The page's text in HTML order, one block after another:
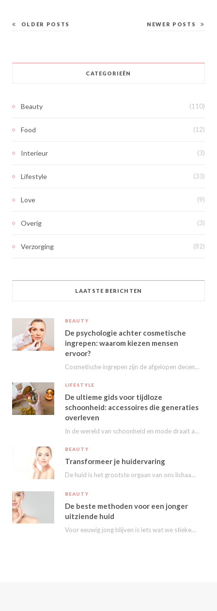
OLDER POSTS NEWER POSTS
CATEGORIEËN
Beauty (110)
Food (12)
Interieur (3)
Lifestyle (33)
Love (9)
Overig (3)
Verzorging (82)
LAATSTE BERICHTEN
BEAUTY
De psychologie achter cosmetische
ingrepen: waarom kiezen mensen
ervoor?
Cosmetische ingrepen zijn de afgelopen decennia steeds populairder geworden. Van kleine behandelingen zoals fillers en…
LIFESTYLE
De ultieme gids voor tijdloze
schoonheid: accessoires die generaties
overleven
In de wereld van schoonheid en mode draait alles om het uitstralen van je persoonlijke…
BEAUTY
Transformeer je huidervaring
De huid is het grootste orgaan van ons lichaam en speelt een essentiële rol in…
BEAUTY
De beste methoden voor een jonger
uitziende huid
Voor eeuwig jong blijven is iets wat we stiekem eigenlijk allemaal wel willen. Nu kunnen…